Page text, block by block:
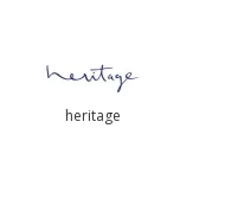
heritage